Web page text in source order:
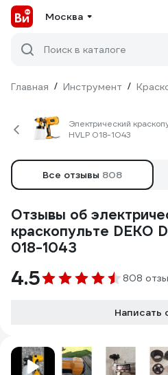
Москва
Поиск в каталоге
Главная / Инструмент /
Электрический
HVLP 018-1043
Все отзывы 808
Отзывы об
краскопульте DEKO
018-1043
4.5 808
Написать